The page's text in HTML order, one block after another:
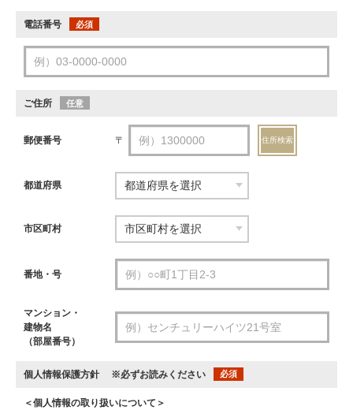
電話番号 必須
ご住所 任意
郵便番号 〒 住所検索
都道府県
市区町村
番地・号
マンション・
建物名
（部屋番号）
個人情報保護方針 ※必ずお読みください 必須
＜個人情報の取り扱いについて＞